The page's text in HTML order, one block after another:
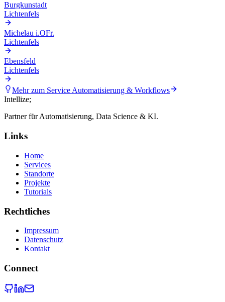
Burgkunstadt
Lichtenfels
Michelau i.OFr.
Lichtenfels
Ebensfeld
Lichtenfels
Mehr zum ServiceAutomatisierung & Workflows
Intellize;
Partner für Automatisierung, Data Science & KI.
Links
Home
Services
Standorte
Projekte
Tutorials
Rechtliches
Impressum
Datenschutz
Kontakt
Connect